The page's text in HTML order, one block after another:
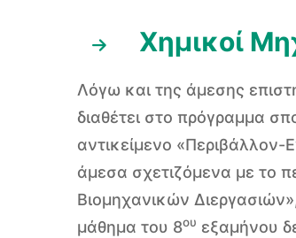
Χημικοί
Λόγω και της άμεσης
διαθέτει στο πρόγραμμα
αντικείμενο
άμεσα σχετιζόμενα με το
Βιομηχανικών
μάθημα του 8ου εξαμήνου